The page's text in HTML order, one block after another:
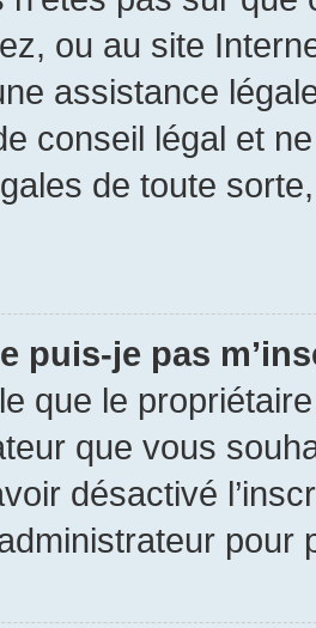
ou au site
assistance
conseil légal et
de toute
puis-je pas
que le
que vous
désactivé